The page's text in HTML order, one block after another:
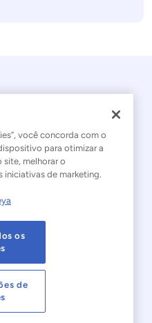
direitos reservados.
Moderna
de Privacidade
Cookies Settings
cookies
você concorda com o
para otimizar a
site, melhorar o
iniciativas de marketing.
os
de